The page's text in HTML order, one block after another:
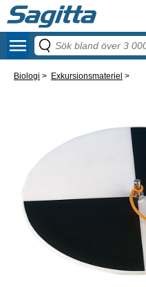
menu
Biologi > Exkursionsmateriel >